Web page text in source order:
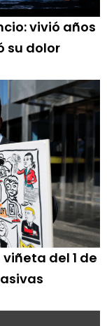
vivió años
su dolor
del 1 de